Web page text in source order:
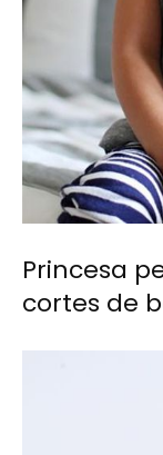
Princesa
cortes de